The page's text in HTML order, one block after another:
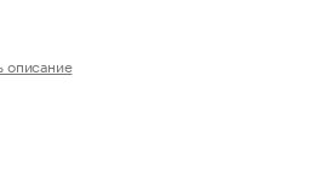
описание